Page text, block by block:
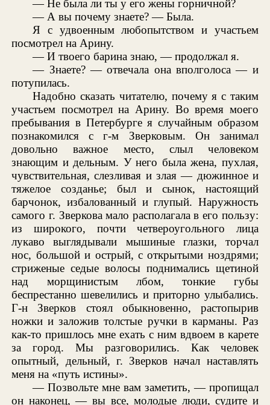
— Не была ли ты у его жены горничной?
— А вы почему знаете? — Была.
Я с удвоенным любопытством и участьем
посмотрел на Арину.
— И твоего барина знаю, — продолжал я.
— Знаете? — отвечала она вполголоса — и
потупилась.
Надобно сказать читателю, почему я с таким
участьем посмотрел на Арину. Во время моего
пребывания в Петербурге я случайным образом
познакомился с г-м Зверковым. Он занимал
довольно важное место, слыл человеком
знающим и дельным. У него была жена, пухлая,
чувствительная, слезливая и злая — дюжинное и
тяжелое созданье; был и сынок, настоящий
барчонок, избалованный и глупый. Наружность
самого г. Зверкова мало располагала в его пользу:
из широкого, почти четвероугольного лица
лукаво выглядывали мышиные глазки, торчал
нос, большой и острый, с открытыми ноздрями;
стриженые седые волосы поднимались щетиной
над морщинистым лбом, тонкие губы
беспрестанно шевелились и приторно улыбались.
Г-н Зверков стоял обыкновенно, растопырив
ножки и заложив толстые ручки в карманы. Раз
как-то пришлось мне ехать с ним вдвоем в карете
за город. Мы разговорились. Как человек
опытный, дельный, г. Зверков начал наставлять
меня на «путь истины».
— Позвольте мне вам заметить, — пропищал
он наконец, — вы все, молодые люди, судите и